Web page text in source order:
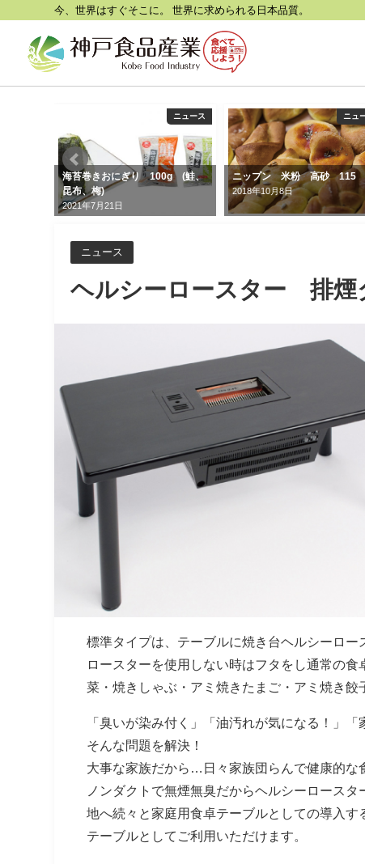
今、世界はすぐそこに。 世界に求められる日本品質。
ニュース
海苔巻きおにぎり 100g (鮭、
昆布、梅)
2021年7月21日
ニュ
ニップン 米粉 高砂 115
2018年10月8日
ニュース
ヘルシーロースター 排
標準タイプは、テーブルに焼き台ヘルシーロー
ロースターを使用しない時はフタをし通常の
菜・焼きしゃぶ・アミ焼きたまご・アミ焼き餃
「臭いが染み付く」「油汚れが気になる！」「
そんな問題を解決！
大事な家族だから…日々家族団らんで健康的な
ノンダクトで無煙無臭だからヘルシーロース
地へ続々と家庭用食卓テーブルとしての導入
テーブルとしてご利用いただけます。